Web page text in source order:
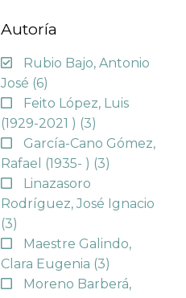
Autoría
Rubio Bajo, Antonio
José (6)
Feito López, Luis
(1929-2021 ) (3)
García-Cano Gómez,
Rafael (1935- ) (3)
Linazasoro
Rodríguez, José Ignacio
(3)
Maestre Galindo,
Clara Eugenia (3)
Moreno Barberá,